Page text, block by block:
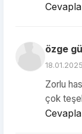
Cevapla
özge
Zorlu
çok
Cevapla